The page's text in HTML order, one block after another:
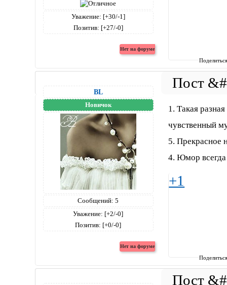
Уважение: [+30/-1]
Позитив: [+27/-0]
BL
Новичок
Сообщений: 5
Уважение: [+2/-0]
Позитив: [+0/-0]
1. Такая
чувственный
5. Прекрасное
4. Юмор
+1